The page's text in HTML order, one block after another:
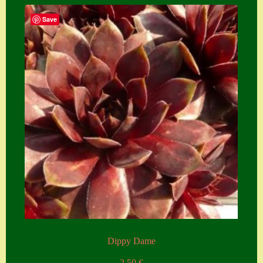
Widerrufsbelehru
ng
Zahlung
Zahlungs- &
Versandinfos
Zubehör
Zubehör
Save
Dippy Dame